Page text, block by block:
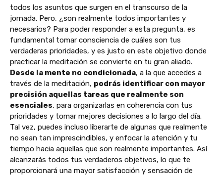
todos los asuntos que surgen en el transcurso de la
jornada. Pero, ¿son realmente todos importantes y
necesarios? Para poder responder a esta pregunta, es
fundamental tomar consciencia de cuáles son tus
verdaderas prioridades, y es justo en este objetivo donde
practicar la meditación se convierte en tu gran aliado.
Desde la mente no condicionada, a la que accedes a
través de la meditación, podrás identificar con mayor
precisión aquellas tareas que realmente son
esenciales, para organizarlas en coherencia con tus
prioridades y tomar mejores decisiones a lo largo del día.
Tal vez, puedes incluso liberarte de algunas que realmente
no sean tan imprescindibles, y enfocar la atención y tu
tiempo hacia aquellas que son realmente importantes. Así
alcanzarás todos tus verdaderos objetivos, lo que te
proporcionará una mayor satisfacción y sensación de